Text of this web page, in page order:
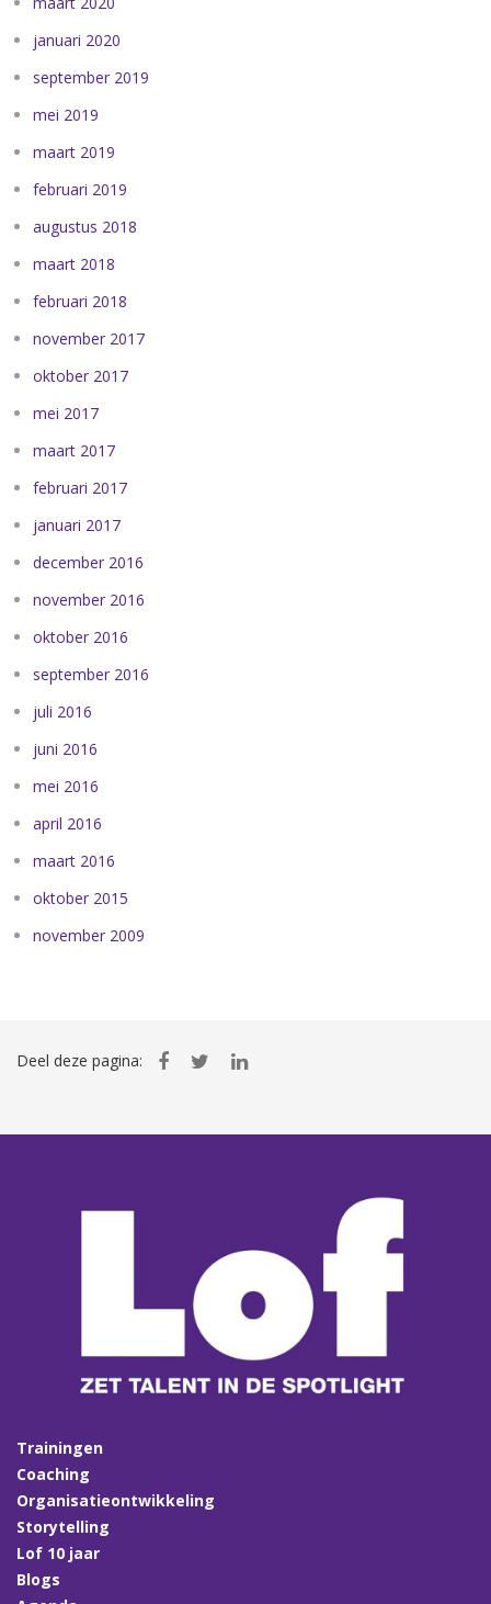
januari 2020
september 2019
mei 2019
maart 2019
februari 2019
augustus 2018
maart 2018
februari 2018
november 2017
oktober 2017
mei 2017
maart 2017
februari 2017
januari 2017
december 2016
november 2016
oktober 2016
september 2016
juli 2016
juni 2016
mei 2016
april 2016
maart 2016
oktober 2015
november 2009
Deel deze pagina:
Trainingen
Coaching
Organisatieontwikkeling
Storytelling
Lof 10 jaar
Blogs